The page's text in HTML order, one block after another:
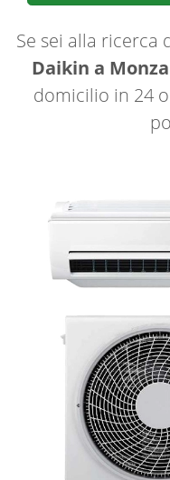
Se sei alla ricerca
Daikin a
domicilio in 24